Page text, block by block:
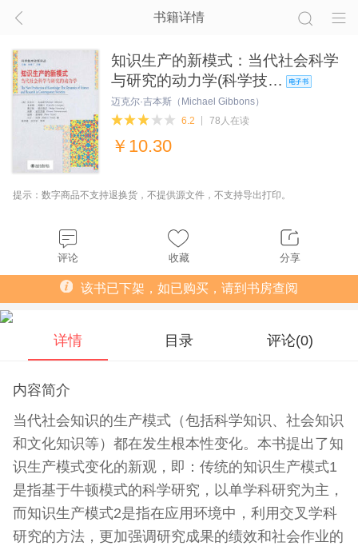
书籍详情
知识生产的新模式：当代社会科学
与研究的动力学(科学技…
迈克尔·吉本斯（Michael Gibbons）
6.2
78人在读
￥ 10.30
提示：数字商品不支持退换货，不提供源文件，不支持导出打印。
评论 收藏 分享
该书已下架，如已购买，请到书房查阅
详情 目录 评论(0)
内容简介
当代社会知识的生产模式（包括科学知识、社会知识
和文化知识等）都在发生根本性变化。本书提出了知
识生产模式变化的新观，即：传统的知识生产模式1
是指基于牛顿模式的科学研究，以单学科研究为主，
而知识生产模式2是指在应用环境中，利用交叉学科
研究的方法，更加强调研究成果的绩效和社会作业的